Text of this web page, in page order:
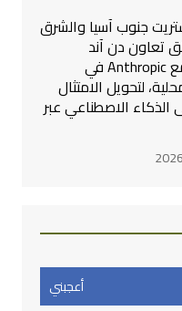
جنوب آسيا والشرق
تعاون دن آند
برادستريت مع Anthropic في
لتحويل الامتثال
الذكاء الاصطناعي عبر
أعجبني